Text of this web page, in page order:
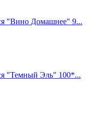
"Вино Домашнее" 9...
"Темный Эль" 100*...